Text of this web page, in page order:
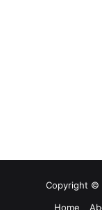
Copyright ©
Home